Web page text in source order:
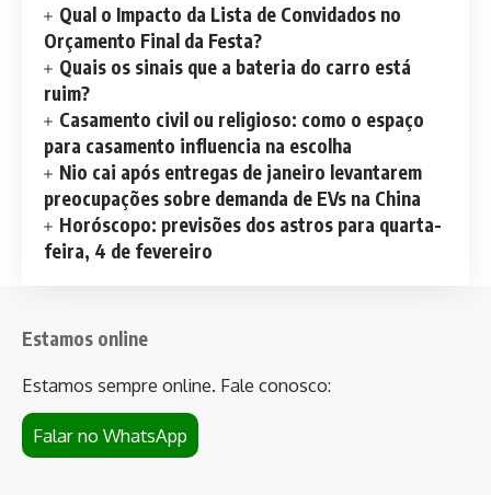
Qual o Impacto da Lista de Convidados no
Orçamento Final da Festa?
Quais os sinais que a bateria do carro está
ruim?
Casamento civil ou religioso: como o espaço
para casamento influencia na escolha
Nio cai após entregas de janeiro levantarem
preocupações sobre demanda de EVs na China
Horóscopo: previsões dos astros para quarta-
feira, 4 de fevereiro
Estamos online
Estamos sempre online. Fale conosco:
Falar no WhatsApp